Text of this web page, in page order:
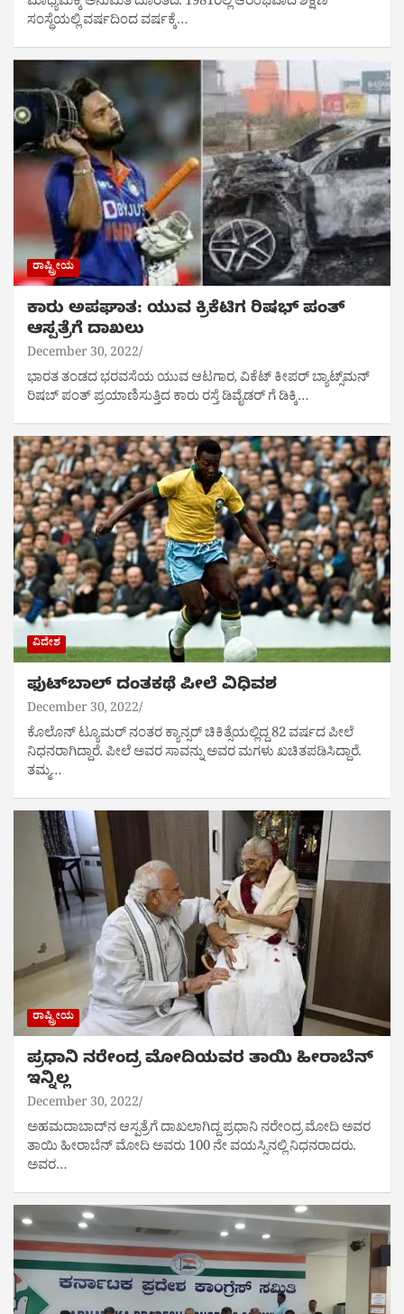
ಸಂಸ್ಥೆಯಲ್ಲಿ ವರ್ಷದಿಂದ ವರ್ಷಕ್ಕೆ…
ರಾಷ್ಟ್ರೀಯ
ಕಾರು ಅಪಘಾತ: ಯುವ ಕ್ರಿಕೆಟಿಗ ರಿಷಭ್ ಪಂತ್
ಆಸ್ಪತ್ರೆಗೆ ದಾಖಲು
December 30, 2022
ಭಾರತ ತಂಡದ ಭರವಸೆಯ ಯುವ ಆಟಗಾರ, ವಿಕೆಟ್ ಕೀಪರ್ ಬ್ಯಾಟ್ಸ್‌ಮನ್
ರಿಷಬ್ ಪಂತ್ ಪ್ರಯಾಣಿಸುತ್ತಿದ ಕಾರು ರಸ್ತೆ ಡಿವೈಡರ್ ಗೆ ಡಿಕ್ಕಿ…
ವಿದೇಶ
ಫುಟ್​ಬಾಲ್​ ದಂತಕಥೆ ಪೀಲೆ ವಿಧಿವಶ
December 30, 2022
ಕೊಲೊನ್ ಟ್ಯೂಮರ್ ನಂತರ ಕ್ಯಾನ್ಸರ್​ ಚಿಕಿತ್ಸೆಯಲ್ಲಿದ್ದ 82 ವರ್ಷದ ಪೀಲೆ
ನಿಧನರಾಗಿದ್ದಾರೆ. ಪೀಲೆ ಅವರ ಸಾವನ್ನು ಅವರ ಮಗಳು ಖಚಿತಪಡಿಸಿದ್ದಾರೆ.
ತಮ್ಮ…
ರಾಷ್ಟ್ರೀಯ
ಪ್ರಧಾನಿ ನರೇಂದ್ರ ಮೋದಿಯವರ ತಾಯಿ ಹೀರಾಬೆನ್‌
ಇನ್ನಿಲ್ಲ
December 30, 2022
ಅಹಮದಾಬಾದ್‌ನ ಆಸ್ಪತ್ರೆಗೆ ದಾಖಲಾಗಿದ್ದ ಪ್ರಧಾನಿ ನರೇಂದ್ರ ಮೋದಿ ಅವರ
ತಾಯಿ ಹೀರಾಬೆನ್ ಮೋದಿ ಅವರು 100 ನೇ ವಯಸ್ಸಿನಲ್ಲಿ ನಿಧನರಾದರು.
ಅವರ…